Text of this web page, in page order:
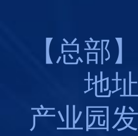
【总部】
地址
产业园